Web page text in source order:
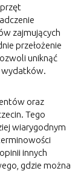
zajmujących
przełożenie
uniknąć
oraz
Tego
wiarygodnym
innych
gdzie można